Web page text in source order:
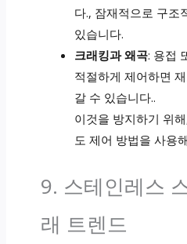
다., 잠재적으로 구조
있습니다.
크래킹과 왜곡: 용접
적절하게 제어하면
갈 수 있습니다..
이것을 방지하기 위
도 제어 방법을 사용
9. 스테인레스
래 트렌드